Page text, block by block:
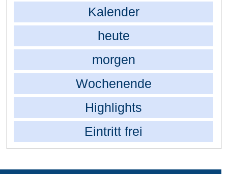
Kalender
heute
morgen
Wochenende
Highlights
Eintritt frei